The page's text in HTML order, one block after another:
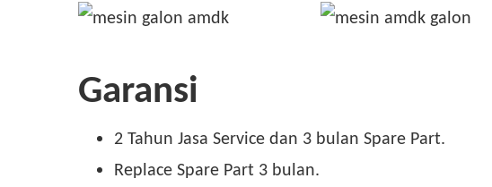
Garansi
2 Tahun Jasa Service dan 3 bulan Spare Part.
Replace Spare Part 3 bulan.